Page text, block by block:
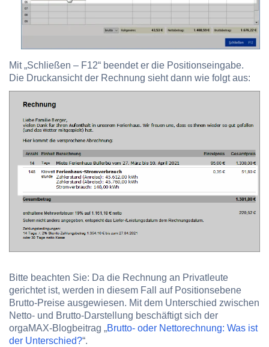
Mit „Schließen – F12“ beendet er die Positionseingabe.
Die Druckansicht der Rechnung sieht dann wie folgt aus:
Bitte beachten Sie: Da die Rechnung an Privatleute
gerichtet ist, werden in diesem Fall auf Positionsebene
Brutto-Preise ausgewiesen. Mit dem Unterschied zwischen
Netto- und Brutto-Darstellung beschäftigt sich der
orgaMAX-Blogbeitrag „Brutto- oder Nettorechnung: Was ist
der Unterschied?“.